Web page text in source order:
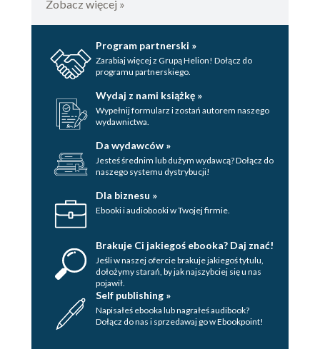
Zobacz więcej »
Program partnerski »
Zarabiaj więcej z Grupą Helion! Dołącz do
programu partnerskiego.
Wydaj z nami książkę »
Wypełnij formularz i zostań autorem naszego
wydawnictwa.
Da wydawców »
Jesteś średnim lub dużym wydawcą? Dołącz do
naszego systemu dystrybucji!
Dla biznesu »
Ebooki i audiobooki w Twojej firmie.
Brakuje Ci jakiegoś ebooka? Daj znać!
Jeśli w naszej ofercie brakuje jakiegoś tytulu,
dołożymy starań, by jak najszybciej się u nas
pojawił.
Self publishing »
Napisałeś ebooka lub nagrałeś audibook?
Dołącz do nas i sprzedawaj go w Ebookpoint!